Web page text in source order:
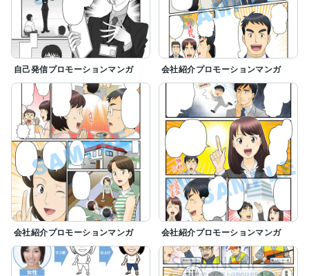
自己発信プロモーションマンガ 会社紹介プロモーションマンガ
会社紹介プロモーションマンガ 会社紹介プロモーションマンガ